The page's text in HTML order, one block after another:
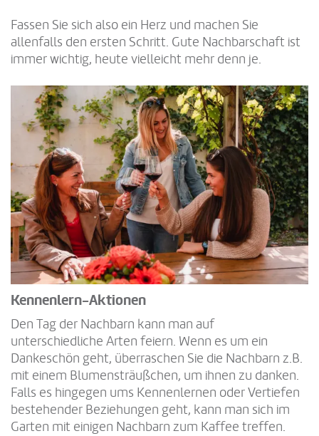
Fassen Sie sich also ein Herz und machen Sie
allenfalls den ersten Schritt. Gute Nachbarschaft ist
immer wichtig, heute vielleicht mehr denn je.
Kennenlern-Aktionen
Den Tag der Nachbarn kann man auf
unterschiedliche Arten feiern. Wenn es um ein
Dankeschön geht, überraschen Sie die Nachbarn z.B.
mit einem Blumensträußchen, um ihnen zu danken.
Falls es hingegen ums Kennenlernen oder Vertiefen
bestehender Beziehungen geht, kann man sich im
Garten mit einigen Nachbarn zum Kaffee treffen.